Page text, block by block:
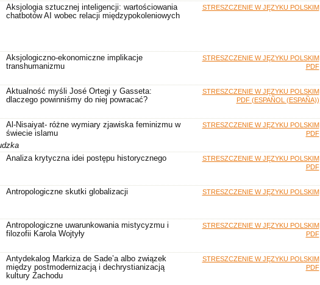
Aksjologia sztucznej inteligencji: wartościowania
chatbotów AI wobec relacji międzypokoleniowych
STRESZCZENIE W JĘZYKU POLSKIM
Aksjologiczno-ekonomiczne implikacje
transhumanizmu
STRESZCZENIE W JĘZYKU POLSKIM
PDF
Aktualność myśli José Ortegi y Gasseta:
dlaczego powinniśmy do niej powracać?
STRESZCZENIE W JĘZYKU POLSKIM
PDF (ESPAÑOL (ESPAÑA))
Al-Nisaiyat- różne wymiary zjawiska feminizmu w
świecie islamu
STRESZCZENIE W JĘZYKU POLSKIM
PDF
Analiza krytyczna idei postępu historycznego
STRESZCZENIE W JĘZYKU POLSKIM
PDF
Antropologiczne skutki globalizacji STRESZCZENIE W JĘZYKU POLSKIM
Antropologiczne uwarunkowania mistycyzmu i
filozofii Karola Wojtyły
STRESZCZENIE W JĘZYKU POLSKIM
PDF
Antydekalog Markiza de Sade’a albo związek
między postmodernizacją i dechrystianizacją
kultury Zachodu
STRESZCZENIE W JĘZYKU POLSKIM
PDF